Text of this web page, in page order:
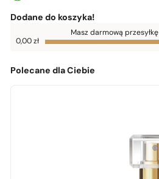
Dodane do koszyka!
Do
darmowej
0,00
Masz darmową przesyłkę
0,00zł
Polecane dla Ciebie